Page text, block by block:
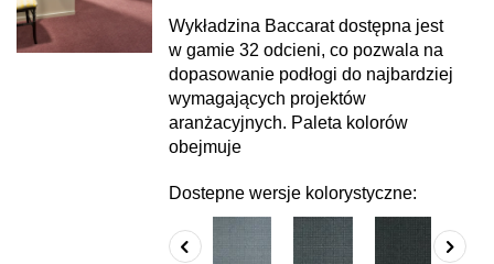
Wykładzina Baccarat dostępna jest
w gamie 32 odcieni, co pozwala na
dopasowanie podłogi do najbardziej
wymagających projektów
aranżacyjnych. Paleta kolorów
obejmuje
Dostepne wersje kolorystyczne: